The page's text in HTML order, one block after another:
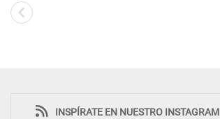
INSPÍRATE EN NUESTRO INSTAGRAM